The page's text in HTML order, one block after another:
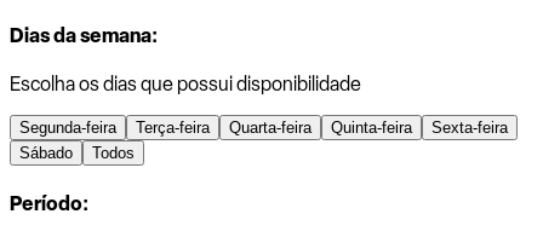
Dias da semana:
Escolha os dias que possui disponibilidade
Segunda-feira Terça-feira Quarta-feira Quinta-feira
Sexta-feira
Sábado
Todos
Período: